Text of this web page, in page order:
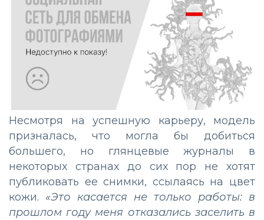
Несмотря на успешную карьеру, модель
призналась, что могла бы добиться
большего, но глянцевые журналы в
некоторых странах до сих пор не хотят
публиковать ее снимки, ссылаясь на цвет
кожи. «Это касается не только работы: в
прошлом году меня отказались заселить в